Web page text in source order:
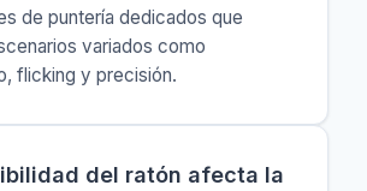
de puntería dedicados que
variados como
flicking y precisión.
del ratón afecta la